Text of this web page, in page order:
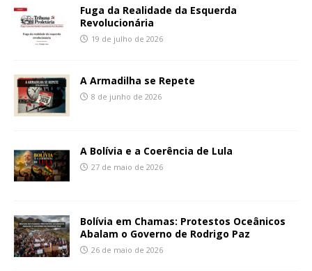
Fuga da Realidade da Esquerda
Revolucionária
19 de julho de 2026
A Armadilha se Repete
8 de junho de 2026
A Bolívia e a Coerência de Lula
27 de maio de 2026
Bolívia em Chamas: Protestos Oceânicos
Abalam o Governo de Rodrigo Paz
26 de maio de 2026